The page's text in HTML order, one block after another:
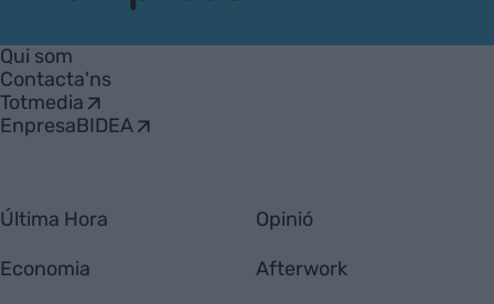
Empresa
Qui som
Contacta'ns
Totmedia
EnpresaBIDEA
Última Hora
Economia
Opinió
Afterwork